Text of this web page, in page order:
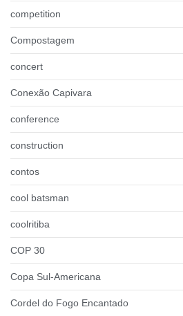
competition
Compostagem
concert
Conexão Capivara
conference
construction
contos
cool batsman
coolritiba
COP 30
Copa Sul-Americana
Cordel do Fogo Encantado